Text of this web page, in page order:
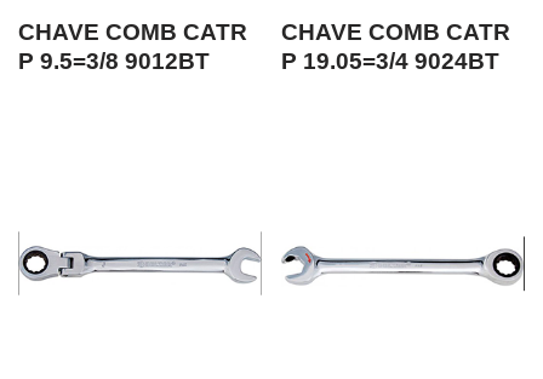
CHAVE COMB CATR
P 9.5=3/8 9012BT
CHAVE COMB CATR
P 19.05=3/4 9024BT